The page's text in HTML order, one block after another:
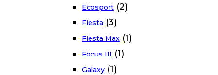
Ecosport (2)
Fiesta (3)
Fiesta Max (1)
Focus III (1)
Galaxy (1)